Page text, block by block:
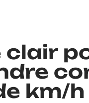
clair
km/h